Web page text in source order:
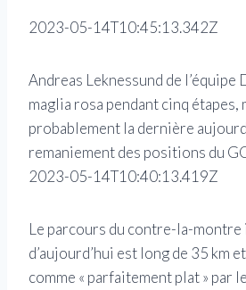
2023-05-14T10:45:13.342Z
Andreas Leknessund de l’équipe
maglia rosa pendant cinq étapes,
probablement la dernière
remaniement des positions du
2023-05-14T10:40:13.419Z
Le parcours du contre-la-
d’aujourd’hui est long de 35 km
comme « parfaitement plat » par